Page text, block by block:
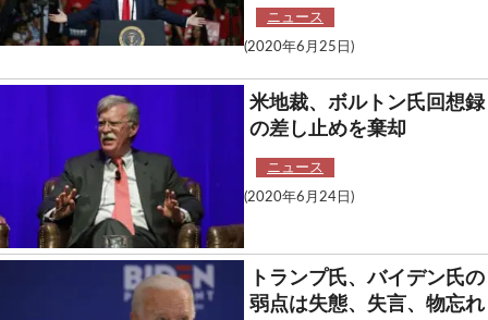
ニュース
(2020年6月25日)
米地裁、ボルトン氏回想録
の差し止めを棄却
ニュース
(2020年6月24日)
トランプ氏、バイデン氏の
弱点は失態、失言、物忘れ